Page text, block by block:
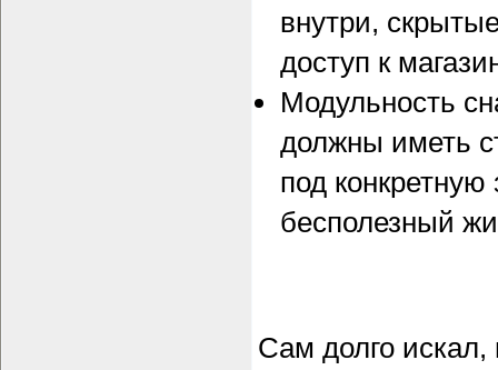
внутри,
доступ к
Модульность
должны иметь
под конкретную
бесполезный
Сам долго искал,